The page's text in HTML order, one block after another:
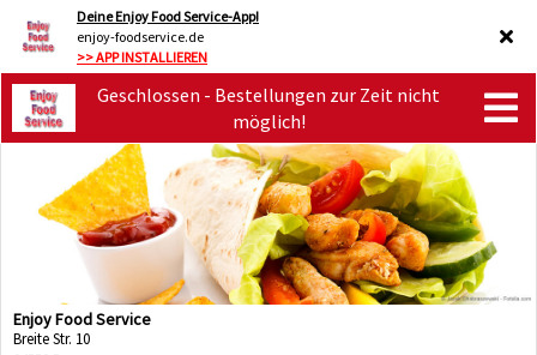
Deine Enjoy Food Service-App!
enjoy-foodservice.de
>> APP INSTALLIEREN
Geschlossen - Bestellungen zur Zeit nicht
möglich!
Enjoy Food Service
Breite Str. 10